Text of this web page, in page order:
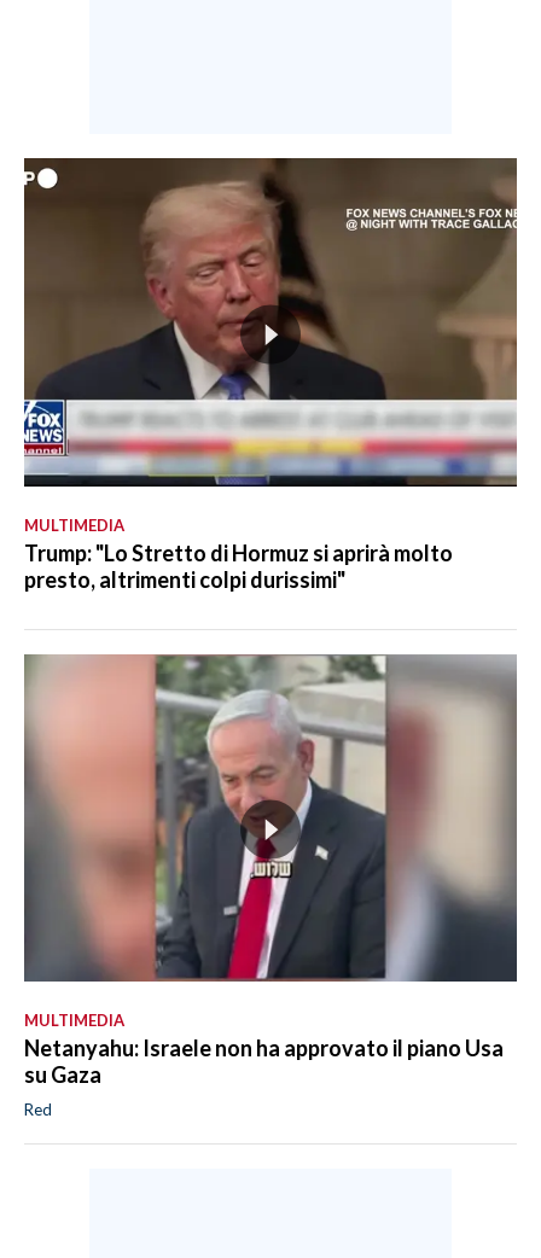
MULTIMEDIA
Trump: "Lo Stretto di Hormuz si aprirà molto
presto, altrimenti colpi durissimi"
MULTIMEDIA
Netanyahu: Israele non ha approvato il piano Usa
su Gaza
Red